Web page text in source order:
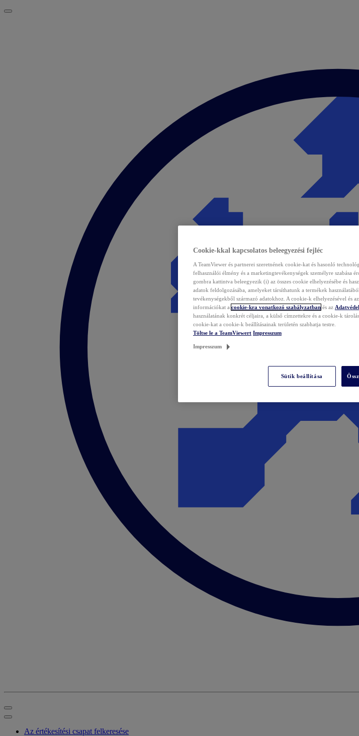
Az értékesítési csapat felkeresése
Cookie-kkal kapcsolatos beleegyezési fejléc
A TeamViewer és partnerei szeretnének cookie-kat és hasonló
felhasználói élmény és a marketingtevékenységek személyre szabása
gombra kattintva beleegyezik (i) az összes cookie elhelyezésébe és
adatok feldolgozásába, amelyeket társíthatunk a termékek
tevékenységekből származó adatokhoz. A cookie-k elhelyezésével és
információkat a cookie-kra vonatkozó szabályzatban és az
használatának konkrét céljaira, a külső címzettekre és a cookie-k
cookie-kat a cookie-k beállításainak területén szabhatja testre.
Töltse le a TeamViewert Impresszum
Impresszum
Sütik beállítása